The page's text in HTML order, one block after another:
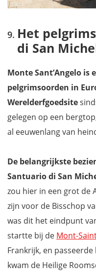
Het
di San
Monte Sant’Angelo is
pelgrimsoorden in
Werelderfgoedsite
gelegen op een
al eeuwenlang van
De belangrijkste
Santuario di San
zou hier in een grot de
zijn voor de Bisschop
was dit het eindpunt
startte bij de Mont-
Frankrijk, en passeerde
kwam de Heilige